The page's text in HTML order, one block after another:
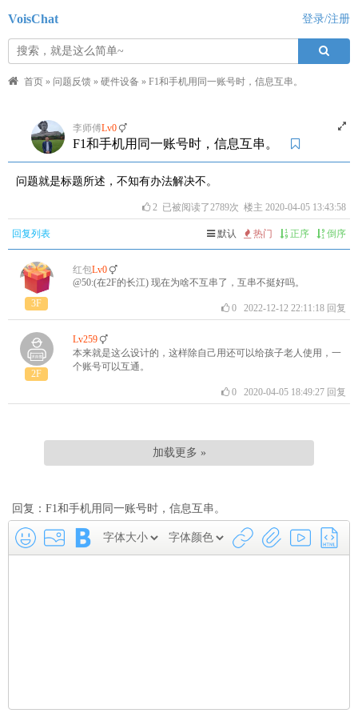
VoisChat 登录/注册
首页 » 问题反馈 » 硬件设备 » F1和手机用同一账号时，信息互串。
李师傅Lv0
F1和手机用同一账号时，信息互串。
问题就是标题所述，不知有办法解决不。
2 已被阅读了2789次 楼主 2020-04-05 13:43:58
回复列表 默认 热门 正序 倒序
3F
红包Lv0
@50:(在2F的长江) 现在为啥不互串了，互串不挺好吗。
02022-12-12 22:11:18 回复
2F
Lv259
本来就是这么设计的，这样除自己用还可以给孩子老人使用，一
个账号可以互通。
02020-04-05 18:49:27 回复
加载更多 »
回复：F1和手机用同一账号时，信息互串。